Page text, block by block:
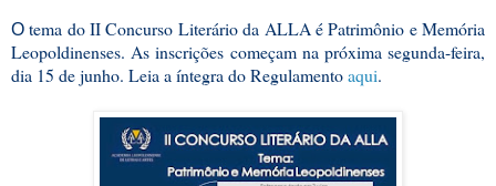
Otema do II Concurso Literário da ALLA é Patrimônio e Memória
Leopoldinenses. As inscrições começam na próxima segunda-feira,
dia 15 de junho. Leia a íntegra do Regulamentoaqui.